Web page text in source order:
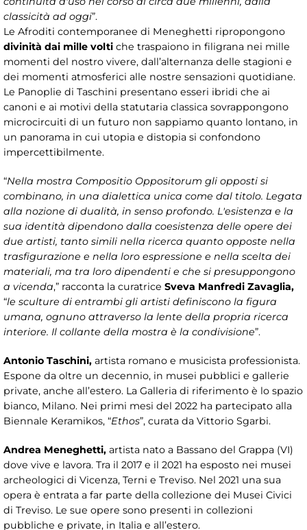
classicità ad oggi”.
Le Afroditi contemporanee di Meneghetti ripropongono
divinità dai mille volti che traspaiono in filigrana nei mille
momenti del nostro vivere, dall’alternanza delle stagioni e
dei momenti atmosferici alle nostre sensazioni quotidiane.
Le Panoplie di Taschini presentano esseri ibridi che ai
canoni e ai motivi della statutaria classica sovrappongono
microcircuiti di un futuro non sappiamo quanto lontano, in
un panorama in cui utopia e distopia si confondono
impercettibilmente.
“Nella mostra Compositio Oppositorum gli opposti si
combinano, in una dialettica unica come dal titolo. Legata
alla nozione di dualità, in senso profondo. L'esistenza e la
sua identità dipendono dalla coesistenza delle opere dei
due artisti, tanto simili nella ricerca quanto opposte nella
trasfigurazione e nella loro espressione e nella scelta dei
materiali, ma tra loro dipendenti e che si presuppongono
a vicenda,” racconta la curatrice Sveva Manfredi Zavaglia,
“le sculture di entrambi gli artisti definiscono la figura
umana, ognuno attraverso la lente della propria ricerca
interiore. Il collante della mostra è la condivisione”.
Antonio Taschini, artista romano e musicista professionista.
Espone da oltre un decennio, in musei pubblici e gallerie
private, anche all’estero. La Galleria di riferimento è lo spazio
bianco, Milano. Nei primi mesi del 2022 ha partecipato alla
Biennale Keramikos, “Ethos”, curata da Vittorio Sgarbi.
Andrea Meneghetti, artista nato a Bassano del Grappa (VI)
dove vive e lavora. Tra il 2017 e il 2021 ha esposto nei musei
archeologici di Vicenza, Terni e Treviso. Nel 2021 una sua
opera è entrata a far parte della collezione dei Musei Civici
di Treviso. Le sue opere sono presenti in collezioni
pubbliche e private, in Italia e all’estero.